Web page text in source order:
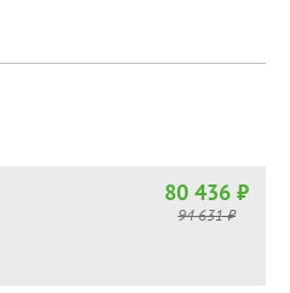
80 436 ₽
94 631 ₽